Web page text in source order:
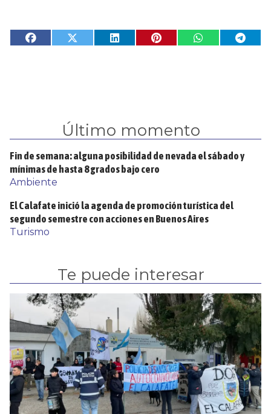
Último momento
Fin de semana: alguna posibilidad de nevada el sábado y
mínimas de hasta 8 grados bajo cero
Ambiente
El Calafate inició la agenda de promoción turística del
segundo semestre con acciones en Buenos Aires
Turismo
Te puede interesar